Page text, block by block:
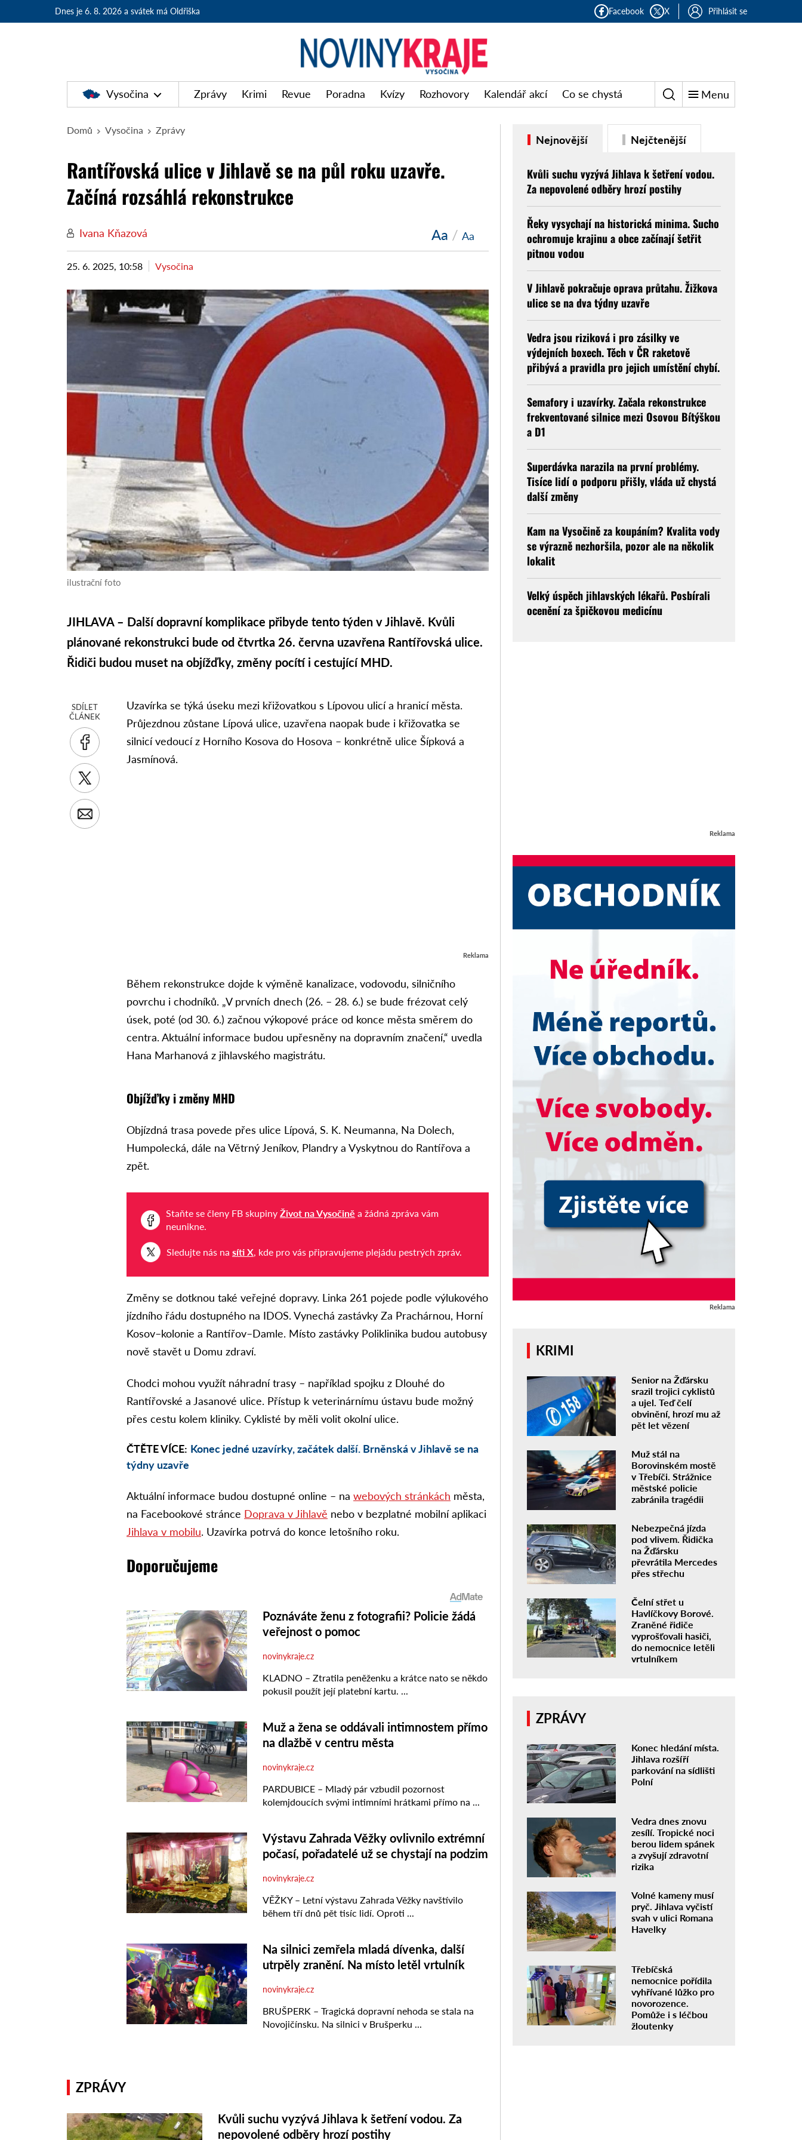
Dnes je 6. 8. 2026 a svátek má Oldřiška Facebook X Přihlásit se
Vysočina Zprávy Krimi Revue Poradna Kvízy Rozhovory Kalendář akcí Co se chystá Menu
Domů Vysočina Zprávy
Rantířovská ulice v Jihlavě se na půl roku uzavře.
Začíná rozsáhlá rekonstrukce
Ivana Kňazová Aa / Aa
25. 6. 2025, 10:58 Vysočina
ilustrační foto
JIHLAVA – Další dopravní komplikace přibyde tento týden v Jihlavě. Kvůli
plánované rekonstrukci bude od čtvrtka 26. června uzavřena Rantířovská ulice.
Řidiči budou muset na objížďky, změny pocítí i cestující MHD.
SDÍLET
ČLÁNEK
Uzavírka se týká úseku mezi křižovatkou s Lípovou ulicí a hranicí města.
Průjezdnou zůstane Lípová ulice, uzavřena naopak bude i křižovatka se
silnicí vedoucí z Horního Kosova do Hosova – konkrétně ulice Šípková a
Jasmínová.
Reklama
Během rekonstrukce dojde k výměně kanalizace, vodovodu, silničního
povrchu i chodníků. „V prvních dnech (26. – 28. 6.) se bude frézovat celý
úsek, poté (od 30. 6.) začnou výkopové práce od konce města směrem do
centra. Aktuální informace budou upřesněny na dopravním značení,“ uvedla
Hana Marhanová z jihlavského magistrátu.
Objížďky i změny MHD
Objízdná trasa povede přes ulice Lípová, S. K. Neumanna, Na Dolech,
Humpolecká, dále na Větrný Jeníkov, Plandry a Vyskytnou do Rantířova a
zpět.
Staňte se členy FB skupinyŽivot na Vysočině a žádná zpráva vám
neunikne.
Sledujte nás nasíti X, kde pro vás připravujeme plejádu pestrých zpráv.
Změny se dotknou také veřejné dopravy. Linka 261 pojede podle výlukového
jízdního řádu dostupného na IDOS. Vynechá zastávky Za Prachárnou, Horní
Kosov–kolonie a Rantířov–Damle. Místo zastávky Poliklinika budou autobusy
nově stavět u Domu zdraví.
Chodci mohou využít náhradní trasy – například spojku z Dlouhé do
Rantířovské a Jasanové ulice. Přístup k veterinárnímu ústavu bude možný
přes cestu kolem kliniky. Cyklisté by měli volit okolní ulice.
ČTĚTE VÍCE: Konec jedné uzavírky, začátek další. Brněnská v Jihlavě se na
týdny uzavře
Aktuální informace budou dostupné online – nawebových stránkách města,
na Facebookové stránce Doprava v Jihlavě nebo v bezplatné mobilní aplikaci
Jihlava v mobilu. Uzavírka potrvá do konce letošního roku.
Doporučujeme
ZPRÁVY
Kvůli suchu vyzývá Jihlava k šetření vodou. Za
nepovolené odběry hrozí postihy
Nejnovější Nejčtenější
Kvůli suchu vyzývá Jihlava k šetření vodou.
Za nepovolené odběry hrozí postihy
Řeky vysychají na historická minima. Sucho
ochromuje krajinu a obce začínají šetřit
pitnou vodou
V Jihlavě pokračuje oprava průtahu. Žižkova
ulice se na dva týdny uzavře
Vedra jsou riziková i pro zásilky ve
výdejních boxech. Těch v ČR raketově
přibývá a pravidla pro jejich umístění chybí.
Semafory i uzavírky. Začala rekonstrukce
frekventované silnice mezi Osovou Bítýškou
a D1
Superdávka narazila na první problémy.
Tisíce lidí o podporu přišly, vláda už chystá
další změny
Kam na Vysočině za koupáním? Kvalita vody
se výrazně nezhoršila, pozor ale na několik
lokalit
Velký úspěch jihlavských lékařů. Posbírali
ocenění za špičkovou medicínu
Reklama
Reklama
KRIMI
Senior na Žďársku
srazil trojici cyklistů
a ujel. Teď čelí
obvinění, hrozí mu až
pět let vězení
Muž stál na
Borovinském mostě
v Třebíči. Strážnice
městské policie
zabránila tragédii
Nebezpečná jízda
pod vlivem. Řidička
na Žďársku
převrátila Mercedes
přes střechu
Čelní střet u
Havlíčkovy Borové.
Zraněné řidiče
vyprošťovali hasiči,
do nemocnice letěli
vrtulníkem
ZPRÁVY
Konec hledání místa.
Jihlava rozšíří
parkování na sídlišti
Polní
Vedra dnes znovu
zesílí. Tropické noci
berou lidem spánek
a zvyšují zdravotní
rizika
Volné kameny musí
pryč. Jihlava vyčistí
svah v ulici Romana
Havelky
Třebíčská
nemocnice pořídila
vyhřívané lůžko pro
novorozence.
Pomůže i s léčbou
žloutenky